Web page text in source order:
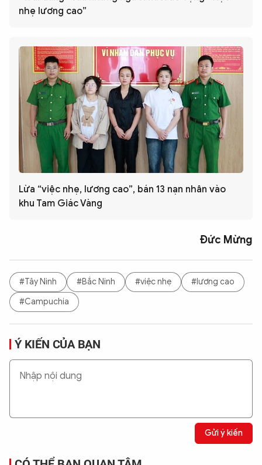
nhẹ lương cao”
Lừa “việc nhẹ, lương cao”, bán 13 nạn nhân vào
khu Tam Giác Vàng
Đức Mừng
#Tây Ninh #Bắc Ninh #việc nhẹ
#lương cao
#Campuchia
Ý KIẾN CỦA BẠN
Gửi ý kiến